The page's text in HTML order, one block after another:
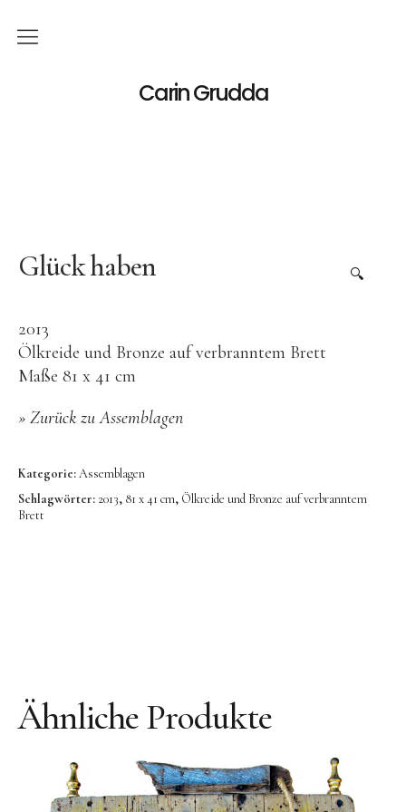
Carin Grudda
Deutsch
Ausstellungen
Werk
Bronze
Bilder Großformat
Skizzen
Public Works
🔍
Glück haben
2013
Ölkreide und Bronze auf verbranntem Brett
Maße 81 x 41 cm
» Zurück zu Assemblagen
Kategorie:Assemblagen
Schlagwörter: 2013, 81 x 41 cm, Ölkreide und Bronze auf verbranntem
Brett
Ähnliche Produkte